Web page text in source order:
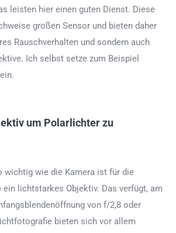
leisten hier einen guten Dienst. Diese
großen Sensor und bieten daher
Rauschverhalten und sondern auch
Ich selbst setze zum Beispiel
ein.
um Polarlichter zu
wichtig wie die Kamera ist für die
lichtstarkes Objektiv. Das verfügt, am
von f/2,8 oder
bieten sich vor allem